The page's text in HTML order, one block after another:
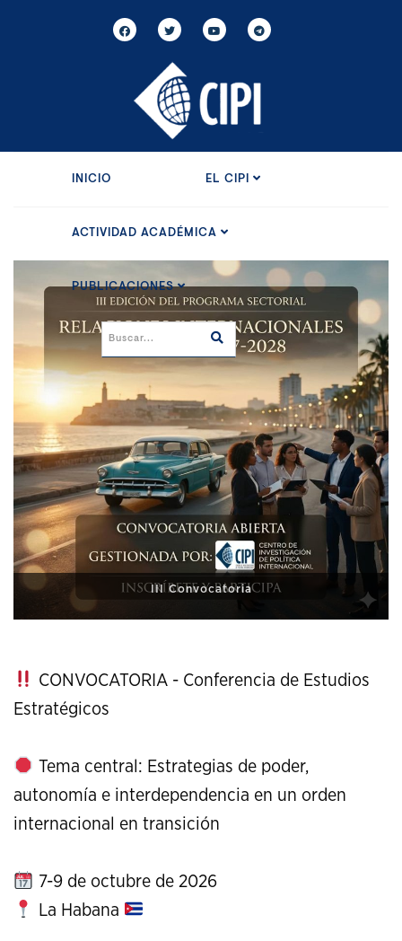
INICIO EL CIPI
ACTIVIDAD ACADÉMICA
PUBLICACIONES
XI Conference on Strategic Studies
CONVOCATORIA - Conferencia de Estudios
Estratégicos
Tema central: Estrategias de poder,
autonomía e interdependencia en un orden
internacional en transición
7-9 de octubre de 2026
La Habana